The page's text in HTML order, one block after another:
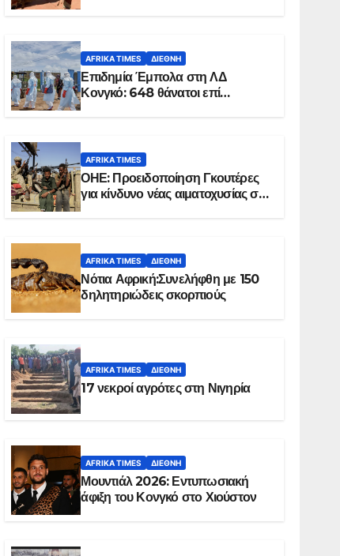
AFRIKA TIMES ΔΙΕΘΝΉ
Επιδημία Έμπολα στη ΛΔ
Κονγκό: 648 θάνατοι επί
AFRIKA TIMES
ΟΗΕ: Προειδοποίηση Γκουτέρες
για κίνδυνο νέας αιματοχυσίας στο
AFRIKA TIMES ΔΙΕΘΝΉ
Νότια Αφρική:Συνελήφθη με 150
δηλητηριώδεις σκορπιούς
AFRIKA TIMES ΔΙΕΘΝΉ
17 νεκροί αγρότες στη Νιγηρία
AFRIKA TIMES ΔΙΕΘΝΉ
Μουντιάλ 2026: Εντυπωσιακή
άφιξη του Κονγκό στο Χιούστον